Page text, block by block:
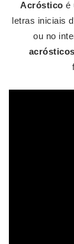
Acróstico é
letras iniciais
ou no
acrósticos